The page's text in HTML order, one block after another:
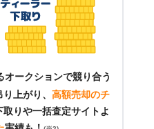
オークションで競り合う
上がり、 高額売却のチ
りや一括査定サイトよ